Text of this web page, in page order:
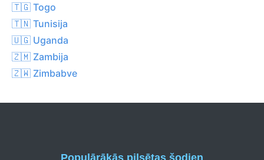
🇹🇬 Togo
🇹🇳 Tunisija
🇺🇬 Uganda
🇿🇲 Zambija
🇿🇼 Zimbabve
Populārākās pilsētas šodien